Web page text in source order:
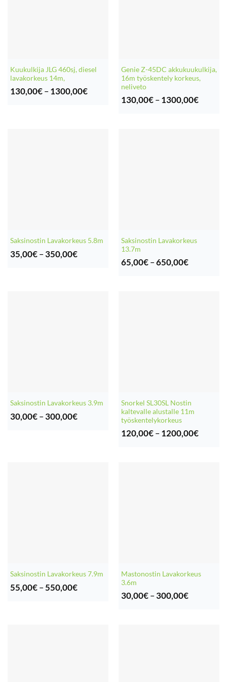
Kuukulkija JLG 460sj, diesel
lavakorkeus 14m,
130,00€ – 1300,00€Hintaluokka:
Genie Z-45DC akkukuukulkija,
16m työskentely korkeus,
neliveto
130,00€ – 1300,00€
Saksinostin Lavakorkeus 5.8m
35,00€ – 350,00€Hintaluokka:
Saksinostin Lavakorkeus
13.7m
65,00€ –650,00€
Saksinostin Lavakorkeus 3.9m
30,00€ – 300,00€Hintaluokka:
Snorkel SL30SL Nostin
kaltevalle alustalle 11m
työskentelykorkeus
120,00€ – 1200,00€
Saksinostin Lavakorkeus 7.9m
55,00€ –550,00€Hintaluokka:
Mastonostin Lavakorkeus
3.6m
30,00€ – 300,00€